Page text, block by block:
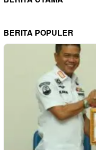
BERITA POPULER